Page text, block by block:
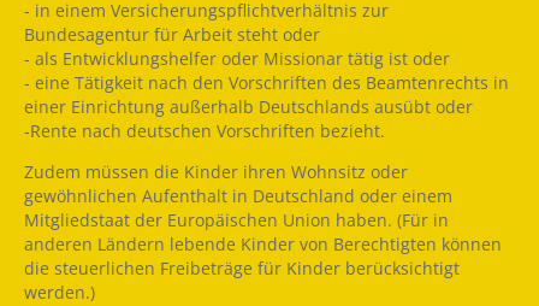
- in einem Versicherungspflichtverhältnis zur
Bundesagentur für Arbeit steht oder
- als Entwicklungshelfer oder Missionar tätig ist oder
- eine Tätigkeit nach den Vorschriften des Beamtenrechts in
einer Einrichtung außerhalb Deutschlands ausübt oder
-Rente nach deutschen Vorschriften bezieht.
Zudem müssen die Kinder ihren Wohnsitz oder
gewöhnlichen Aufenthalt in Deutschland oder einem
Mitgliedstaat der Europäischen Union haben. (Für in
anderen Ländern lebende Kinder von Berechtigten können
die steuerlichen Freibeträge für Kinder berücksichtigt
werden.)